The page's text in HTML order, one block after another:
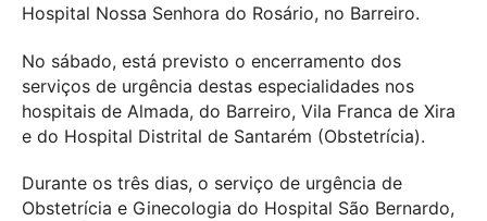
Hospital Nossa Senhora do Rosário, no Barreiro.
No sábado, está previsto o encerramento dos
serviços de urgência destas especialidades nos
hospitais de Almada, do Barreiro, Vila Franca de Xira
e do Hospital Distrital de Santarém (Obstetrícia).
Durante os três dias, o serviço de urgência de
Obstetrícia e Ginecologia do Hospital São Bernardo,